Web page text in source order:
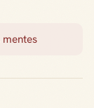
mentes